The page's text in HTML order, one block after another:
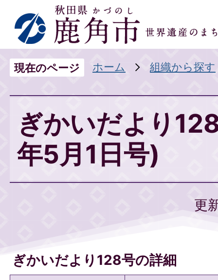
現在のページ ホーム 組織から探す
ぎかいだより
年5月1日号)
更
ぎかいだより128号の詳細